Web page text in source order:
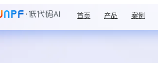
首页 产品 案例